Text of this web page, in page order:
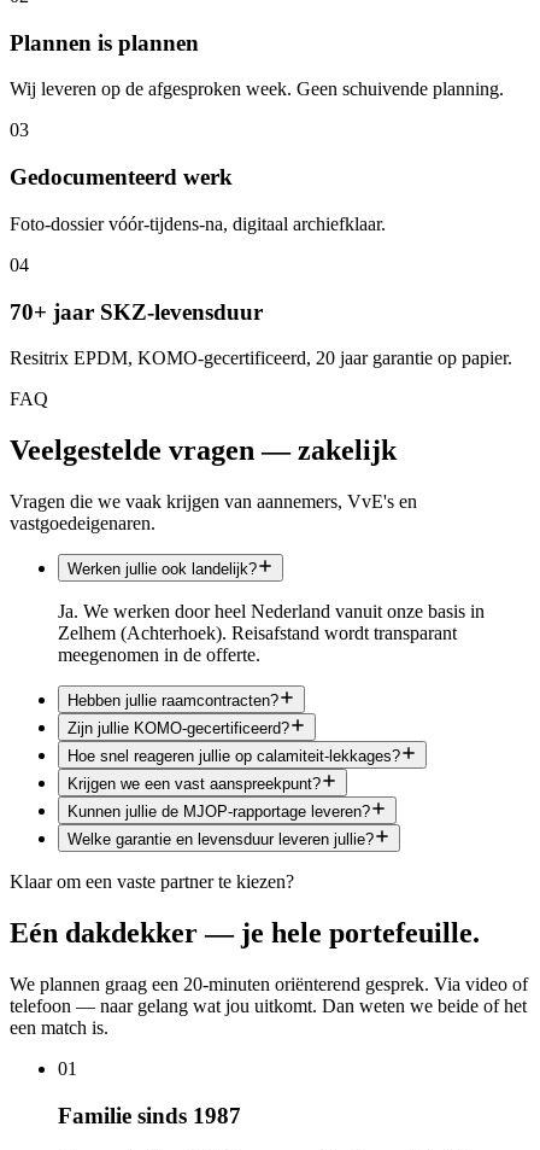
Plannen is plannen
Wij leveren op de afgesproken week. Geen schuivende planning.
03
Gedocumenteerd werk
Foto-dossier vóór-tijdens-na, digitaal archiefklaar.
04
70+ jaar SKZ-levensduur
Resitrix EPDM, KOMO-gecertificeerd, 20 jaar garantie op papier.
FAQ
Veelgestelde vragen — zakelijk
Vragen die we vaak krijgen van aannemers, VvE's en
vastgoedeigenaren.
Werken jullie ook landelijk?
Ja. We werken door heel Nederland vanuit onze basis in
Zelhem (Achterhoek). Reisafstand wordt transparant
meegenomen in de offerte.
Hebben jullie raamcontracten?
Zijn jullie KOMO-gecertificeerd?
Hoe snel reageren jullie op calamiteit-lekkages?
Krijgen we een vast aanspreekpunt?
Kunnen jullie de MJOP-rapportage leveren?
Welke garantie en levensduur leveren jullie?
Klaar om een vaste partner te kiezen?
Eén dakdekker — je hele portefeuille.
We plannen graag een 20-minuten oriënterend gesprek. Via video of
telefoon — naar gelang wat jou uitkomt. Dan weten we beide of het
een match is.
01
Familie sinds 1987